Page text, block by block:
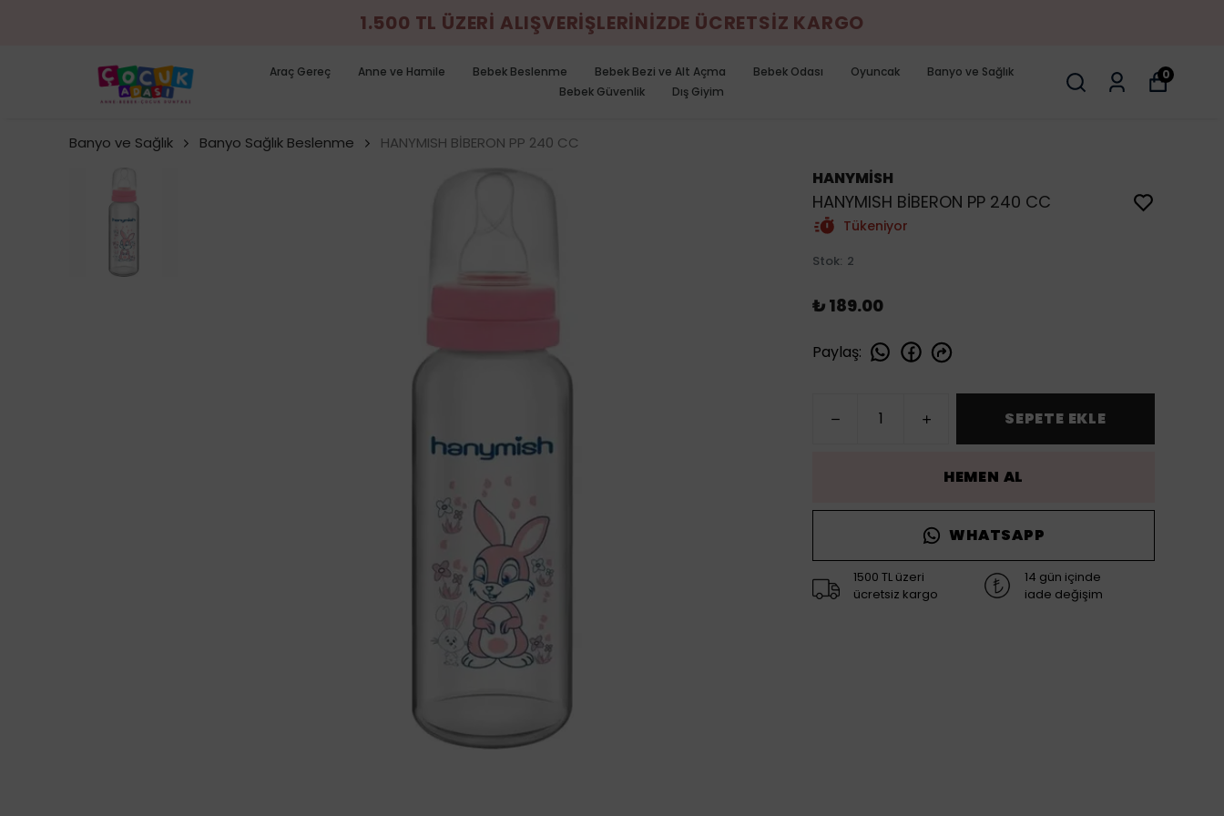
1.500 TL ÜZERİ ALIŞVERİŞLERİNİZDE ÜCRETSİZ KARGO
Araç Gereç Anne ve Hamile Bebek Beslenme Bebek Bezi ve Alt Açma Bebek Odası Oyuncak
Banyo ve Sağlık
Bebek Güvenlik
Dış Giyim
0
Banyo ve Sağlık Banyo Sağlık Beslenme HANYMISH BİBERON PP 240 CC
HANYMİSH
HANYMISH BİBERON PP 240 CC
Tükeniyor
Stok: 2
₺ 189.00
Paylaş:
SEPETE EKLE
HEMEN AL
WHATSAPP
1500 TL üzeri
ücretsiz kargo
14 gün içinde
iade değişim